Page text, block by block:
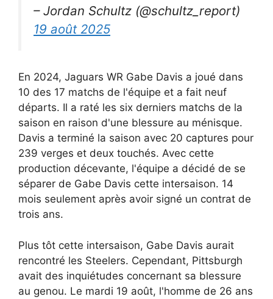
– Jordan Schultz (@schultz_report)
19 août 2025
En 2024, Jaguars WR Gabe Davis a joué dans
10 des 17 matchs de l'équipe et a fait neuf
départs. Il a raté les six derniers matchs de la
saison en raison d'une blessure au ménisque.
Davis a terminé la saison avec 20 captures pour
239 verges et deux touchés. Avec cette
production décevante, l'équipe a décidé de se
séparer de Gabe Davis cette intersaison. 14
mois seulement après avoir signé un contrat de
trois ans.
Plus tôt cette intersaison, Gabe Davis aurait
rencontré les Steelers. Cependant, Pittsburgh
avait des inquiétudes concernant sa blessure
au genou. Le mardi 19 août, l'homme de 26 ans